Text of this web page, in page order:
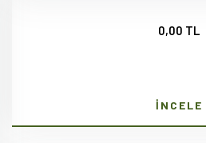
0,00 TL
İNCELE